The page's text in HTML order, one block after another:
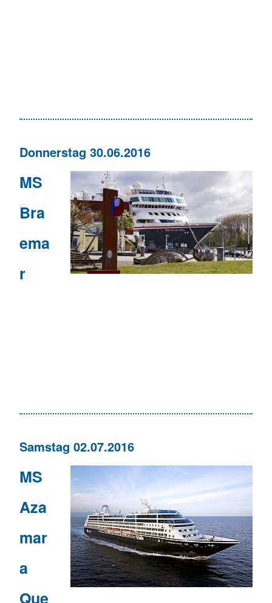
Donnerstag 30.06.2016
MS
Bra
ema
r
Samstag 02.07.2016
MS
Aza
mar
a
Que